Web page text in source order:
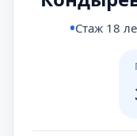
Стаж 18